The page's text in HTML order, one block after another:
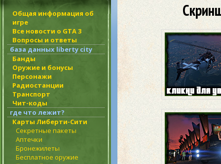
Общая информация об
игре
Все новости о GTA 3
Вопросы и ответы
база данных liberty city
Банды
Оружие и бонусы
Персонажи
Радиостанции
Транспорт
Чит-коды
где что лежит?
Карты Либерти-Сити
Секретные пакеты
Аптечки
Бронежилеты
Бесплатное оружие